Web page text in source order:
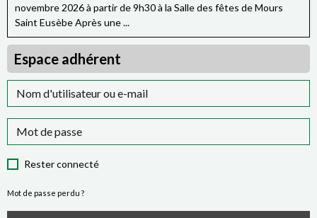
novembre 2026 à partir de 9h30 à la Salle des fêtes de Mours
Saint Eusèbe Après une ...
Espace adhérent
Rester connecté
Mot de passe perdu ?